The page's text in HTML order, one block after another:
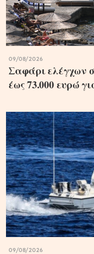
09/08/2026
Σαφάρι ελέγχων
έως 73.000 ευρώ
09/08/2026